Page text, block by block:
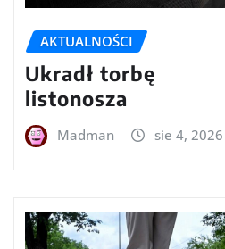
AKTUALNOŚCI
Ukradł torbę
listonosza
Madman sie 4, 2026